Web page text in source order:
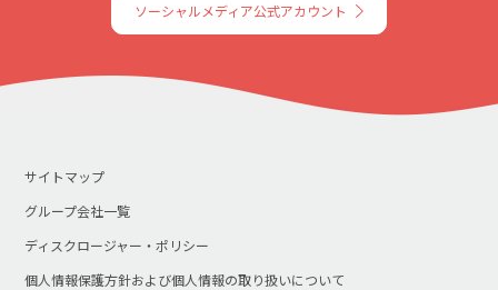
ソーシャルメディア公式アカウント
サイトマップ
グループ会社一覧
ディスクロージャー・ポリシー
個人情報保護方針および個人情報の取り扱いについて